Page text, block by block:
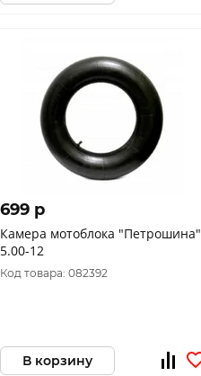
699 p
Камера мотоблока "Петрошина"
5.00-12
Код товара: 082392
В корзину